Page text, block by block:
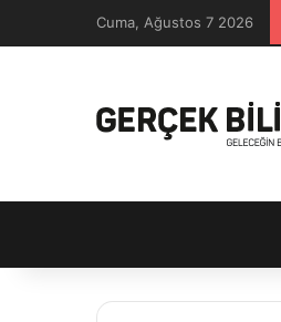
Cuma, Ağustos 7 2026